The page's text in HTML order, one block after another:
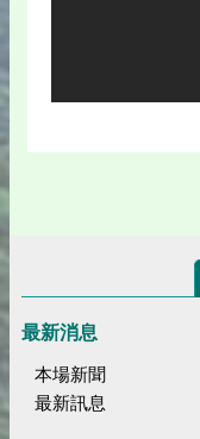
最新消息
本場新聞
最新訊息